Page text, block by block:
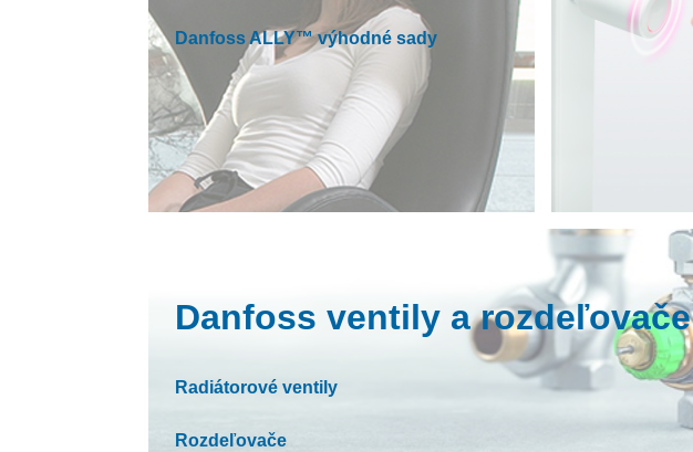
Danfoss ALLY™ výhodné sady
Danfoss ventily a rozdeľovače
Radiátorové ventily
Rozdeľovače